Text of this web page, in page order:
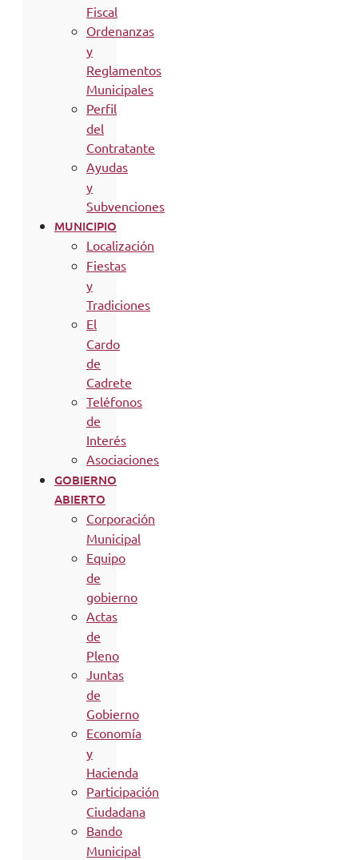
Fiscal
Ordenanzas
y
Reglamentos
Municipales
Perfil
del
Contratante
Ayudas
y
Subvenciones
MUNICIPIO
Localización
Fiestas
y
Tradiciones
El
Cardo
de
Cadrete
Teléfonos
de
Interés
Asociaciones
GOBIERNO
ABIERTO
Corporación
Municipal
Equipo
de
gobierno
Actas
de
Pleno
Juntas
de
Gobierno
Economía
y
Hacienda
Participación
Ciudadana
Bando
Municipal